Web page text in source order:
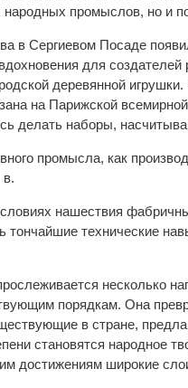
народных промыслов, но и
в Сергиевом Посаде
для
деревянной
на Парижской
делать наборы,
промысла, как
нашествия
технические
несколько
порядкам. Она
в стране,
становятся народное
достижениям широкие